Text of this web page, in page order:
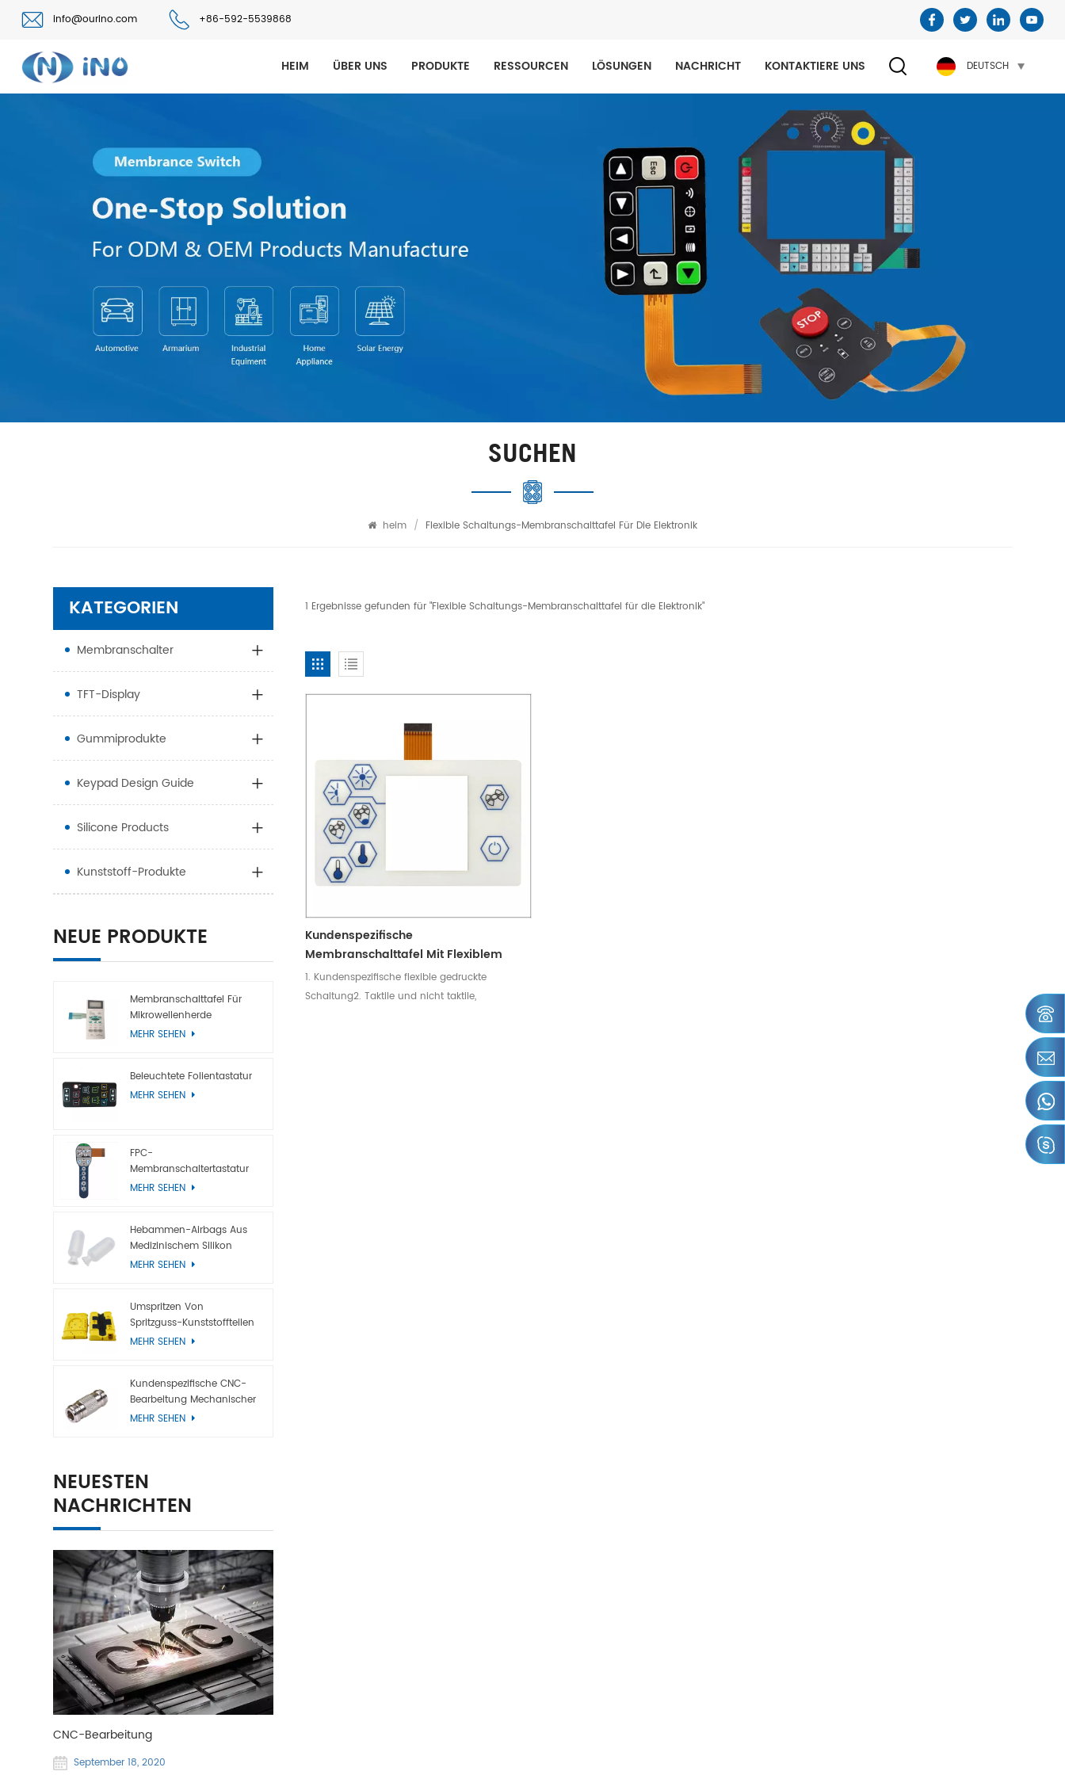
info@ourino.com +86-592-5539868
HEIM ÜBER UNS PRODUKTE RESSOURCEN LÖSUNGEN NACHRICHT KONTAKTIERE UNS DEUTSCH
SUCHEN
heim / Flexible Schaltungs-Membranschalttafel Für Die Elektronik
1 Ergebnisse gefunden für "Flexible Schaltungs-Membranschalttafel für die Elektronik"
Kundenspezifische
Membranschalttafel Mit Flexiblem
Schaltkreis
1. Kundenspezifische flexible gedruckte
Schaltung2. Taktile und nicht taktile,
KATEGORIEN
Membranschalter
TFT-Display
Gummiprodukte
Keypad Design Guide
Silicone Products
Kunststoff-Produkte
NEUE PRODUKTE
Membranschalttafel Für
Mikrowellenherde
MEHR SEHEN
Beleuchtete Folientastatur
MEHR SEHEN
FPC-
Membranschaltertastatur
Mit Metallkuppel
MEHR SEHEN
Hebammen-Airbags Aus
Medizinischem Silikon
MEHR SEHEN
Umspritzen Von
Spritzguss-Kunststoffteilen
MEHR SEHEN
Kundenspezifische CNC-
Bearbeitung Mechanischer
Titanteile
MEHR SEHEN
NEUESTEN
NACHRICHTEN
CNC-Bearbeitung
September 18, 2020